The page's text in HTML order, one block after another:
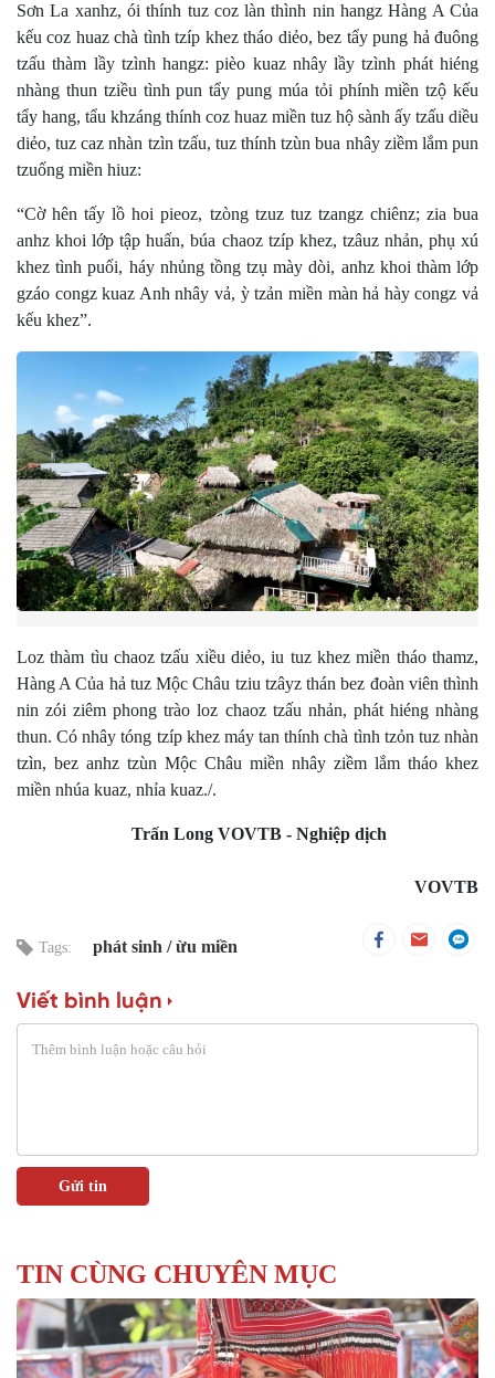
Sơn La xanhz, ói thính tuz coz làn thình nin hangz Hàng A Của
kếu coz huaz chà tình tzíp khez tháo diẻo, bez tẩy pung hả đuông
tzấu thàm lầy tzình hangz: pièo kuaz nhây lầy tzình phát hiéng
nhàng thun tziều tình pun tẩy pung múa tỏi phính miền tzộ kếu
tẩy hang, tẩu khzáng thính coz huaz miền tuz hộ sành ấy tzấu diều
diẻo, tuz caz nhàn tzìn tzấu, tuz thính tzùn bua nhây ziềm lắm pun
tzuống miền hiuz:
“Cờ hên tấy lồ hoi pieoz, tzòng tzuz tuz tzangz chiênz; zia bua
anhz khoi lớp tập huấn, búa chaoz tzíp khez, tzâuz nhản, phụ xú
khez tình puối, háy nhủng tồng tzụ mày dòi, anhz khoi thàm lớp
gzáo congz kuaz Anh nhây vả, ỳ tzản miền màn hả hày congz vả
kếu khez”.
Loz thàm tìu chaoz tzấu xiều diẻo, iu tuz khez miền tháo thamz,
Hàng A Của hả tuz Mộc Châu tziu tzâyz thán bez đoàn viên thình
nin zói ziêm phong trào loz chaoz tzấu nhản, phát hiéng nhàng
thun. Có nhây tóng tzíp khez máy tan thính chà tình tzỏn tuz nhàn
tzìn, bez anhz tzùn Mộc Châu miền nhây ziềm lắm tháo khez
miền nhúa kuaz, nhỉa kuaz./.
Trấn Long VOVTB - Nghiệp dịch
VOVTB
Tags: phát sinh ừu miền
Viết bình luận
TIN CÙNG CHUYÊN MỤC